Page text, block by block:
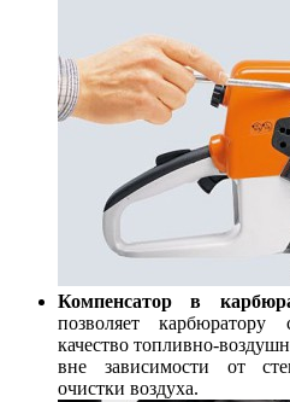
Компенсатор в
позволяет карбюратору
качество топливно-
вне зависимости от
очистки воздуха.